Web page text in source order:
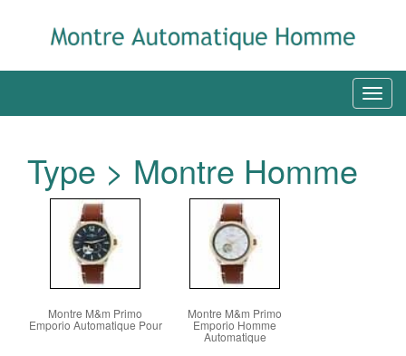
Type > Montre Homme
Montre M&m Primo
Emporio Automatique Pour
Montre M&m Primo
Emporio Homme
Automatique